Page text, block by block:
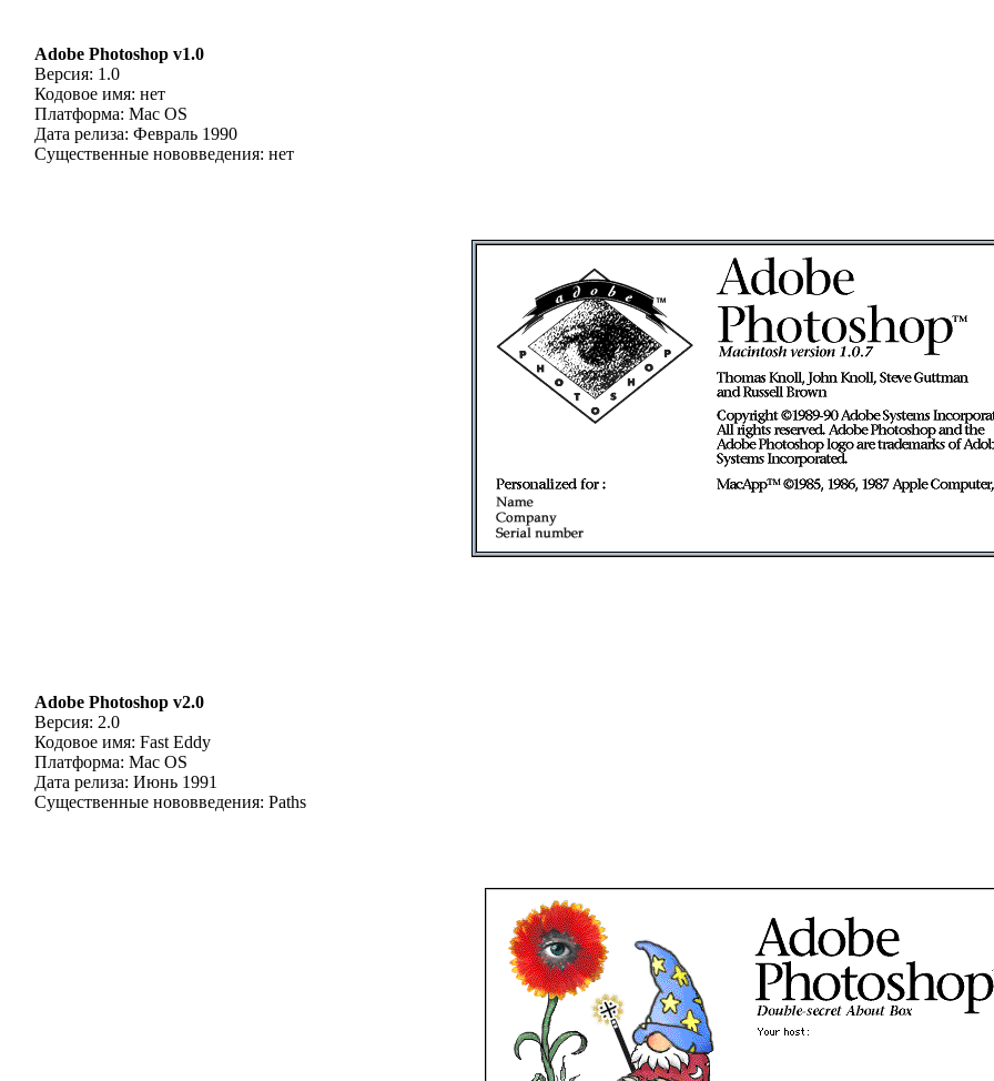
Adobe Photoshop v1.0
Версия: 1.0
Кодовое имя: нет
Платформа: Mac OS
Дата релиза: Февраль 1990
Существенные нововведения: нет
Adobe Photoshop v2.0
Версия: 2.0
Кодовое имя: Fast Eddy
Платформа: Mac OS
Дата релиза: Июнь 1991
Существенные нововведения: Paths